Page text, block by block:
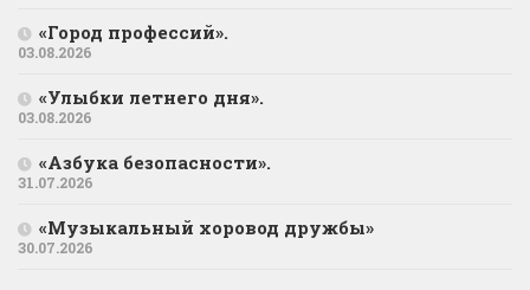
«Город профессий».
03.08.2026
«Улыбки летнего дня».
03.08.2026
«Азбука безопасности».
31.07.2026
«Музыкальный хоровод дружбы»
30.07.2026